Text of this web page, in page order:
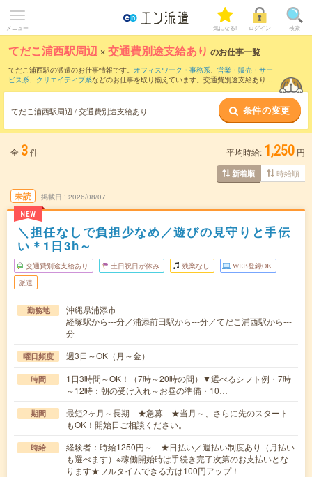
メニュー 気になる! ログイン 検索
てだこ浦西駅周辺 ×交通費別途支給あり のお仕事一覧
てだこ浦西駅の派遣のお仕事情報です。 オフィスワーク・事務系、 営業・販売・サー
ビス系、 クリエイティブ系などのお仕事を取り揃えています。交通費別途支給ありの
てだこ浦西駅周辺 / 交通費別途支給あり 条件の変更
全 3件 平均時給: 1,250 円
新着順 時給順
未読
NEW
掲載日 2026/08/07
＼担任なしで負担少なめ／遊びの見守りと手伝
い＊1日3h～
交通費別途支給あり 土日祝日が休み 残業なし WEB登録OK
派遣
勤務地
沖縄県浦添市
経塚駅から---分／浦添前田駅から---分／てだこ浦西駅から---
分
曜日頻度 週3日～OK（月～金）
時間
1日3時間～OK！（7時～20時の間）▼選べるシフト例・7時
～12時：朝の受け入れ～お昼の準備・10…
期間
最短2ヶ月～長期 ★急募 ★当月～、さらに先のスタート
もOK！開始日ご相談ください。
時給
経験者：時給1250円～ ★日払い／週払い制度あり（月払い
も選べます）※稼働開始時は手続き完了次第のお支払いとな
ります★フルタイムできる方は100円アップ！